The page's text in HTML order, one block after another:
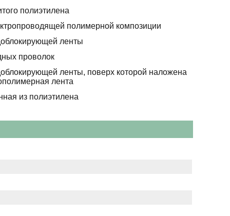
полиэтилена
полимерной композиции
ленты
проволок
ленты, поверх которой наложена
лента
из полиэтилена